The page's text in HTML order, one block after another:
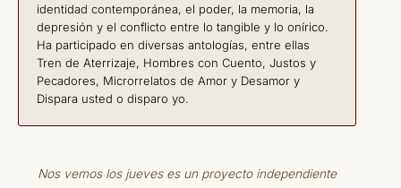
identidad contemporánea, el poder, la memoria, la
depresión y el conflicto entre lo tangible y lo onírico.
Ha participado en diversas antologías, entre ellas
Tren de Aterrizaje, Hombres con Cuento, Justos y
Pecadores, Microrrelatos de Amor y Desamor y
Dispara usted o disparo yo.
Nos vemos los jueves es un proyecto independiente